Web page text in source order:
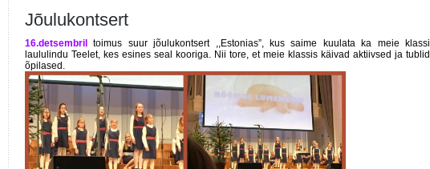
Jõulukontsert
16.detsembril toimus suurjõulukontsert,,Estonias”, kus saime kuulata ka meie klassi
laululindu Teelet, kes esines seal kooriga. Nii tore, et meie klassis käivad aktiivsed ja tublid
õpilased.